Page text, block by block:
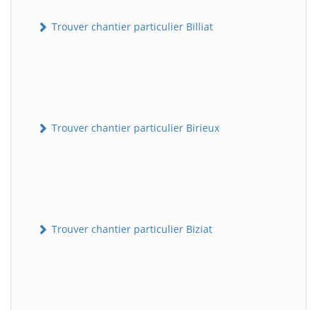
Trouver chantier particulier Billiat
Trouver chantier particulier Birieux
Trouver chantier particulier Biziat